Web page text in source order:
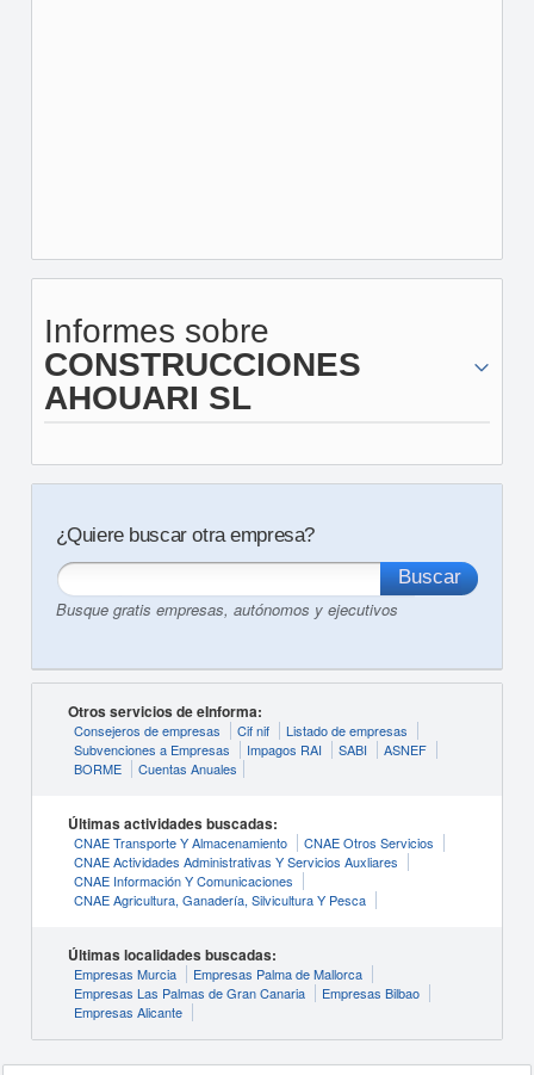
Informes sobre
CONSTRUCCIONES
AHOUARI SL
¿Quiere buscar otra empresa?
Busque gratis empresas, autónomos y ejecutivos
Otros servicios de eInforma:
Consejeros de empresas Cif nif
Listado de empresas
Subvenciones a Empresas
Impagos RAI SABI
ASNEF
BORME
Cuentas Anuales
Últimas actividades buscadas:
CNAE Transporte Y Almacenamiento
CNAE Otros Servicios
CNAE Actividades Administrativas Y Servicios Auxliares
CNAE Información Y Comunicaciones
CNAE Agricultura, Ganadería, Silvicultura Y Pesca
Últimas localidades buscadas:
Empresas Murcia
Empresas Palma de Mallorca
Empresas Las Palmas de Gran Canaria
Empresas Bilbao
Empresas Alicante